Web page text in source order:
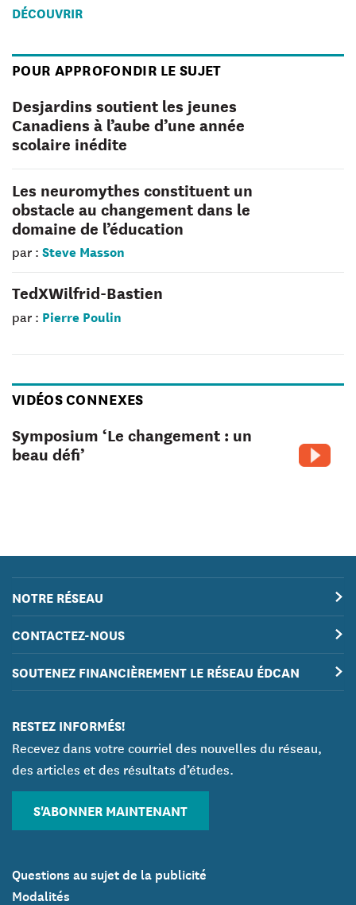
DÉCOUVRIR
POUR APPROFONDIR LE SUJET
Desjardins soutient les jeunes
Canadiens à l’aube d’une année
scolaire inédite
Les neuromythes constituent un
obstacle au changement dans le
domaine de l’éducation
par : Steve Masson
TedXWilfrid-Bastien
par : Pierre Poulin
VIDÉOS CONNEXES
Symposium ‘Le changement : un
beau défi’
NOTRE RÉSEAU
CONTACTEZ-NOUS
SOUTENEZ FINANCIÈREMENT LE RÉSEAU ÉDCAN
RESTEZ INFORMÉS!
Recevez dans votre courriel des nouvelles du réseau,
des articles et des résultats d’études.
S'ABONNER MAINTENANT
Questions au sujet de la publicité
Modalités